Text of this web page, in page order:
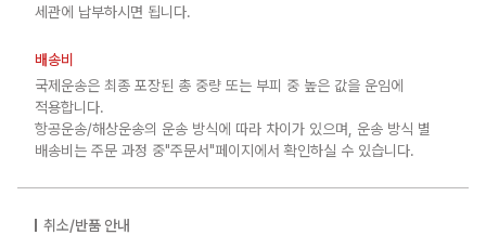
세관에 납부하시면 됩니다.
배송비
국제운송은 최종 포장된 총 중량 또는 부피 중 높은 값을 운임에
적용합니다.
항공운송/해상운송의 운송 방식에 따라 차이가 있으며, 운송 방식 별
배송비는 주문 과정 중"주문서"페이지에서 확인하실 수 있습니다.
취소/반품 안내